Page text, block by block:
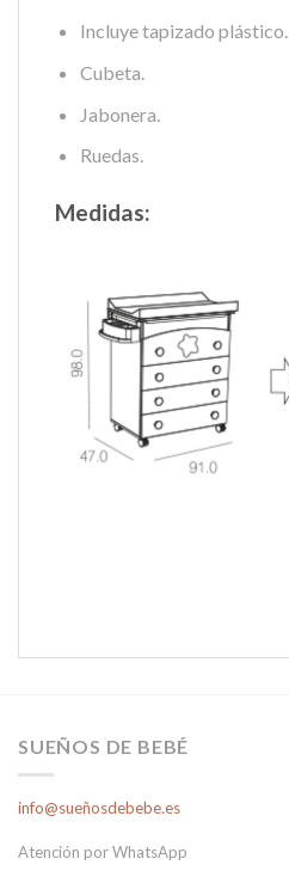
Incluye tapizado plástico.
Cubeta.
Jabonera.
Ruedas.
Medidas:
SUEÑOS DE BEBÉ
info@sueñosdebebe.es
Atención por WhatsApp